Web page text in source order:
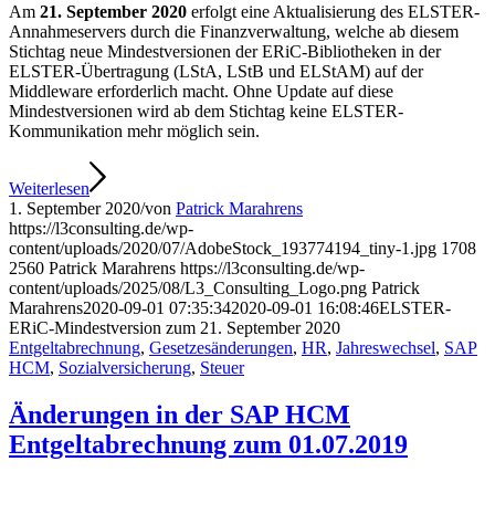
Am 21. September 2020 erfolgt eine Aktualisierung des ELSTER-
Annahmeservers durch die Finanzverwaltung, welche ab diesem
Stichtag neue Mindestversionen der ERiC-Bibliotheken in der
ELSTER-Übertragung (LStA, LStB und ELStAM) auf der
Middleware erforderlich macht. Ohne Update auf diese
Mindestversionen wird ab dem Stichtag keine ELSTER-
Kommunikation mehr möglich sein.
Weiterlesen
1. September 2020/von Patrick Marahrens
https://l3consulting.de/wp-
content/uploads/2020/07/AdobeStock_193774194_tiny-1.jpg 1708
2560 Patrick Marahrens https://l3consulting.de/wp-
content/uploads/2025/08/L3_Consulting_Logo.png Patrick
Marahrens2020-09-01 07:35:342020-09-01 16:08:46ELSTER-
ERiC-Mindestversion zum 21. September 2020
Entgeltabrechnung, Gesetzesänderungen, HR, Jahreswechsel, SAP
HCM, Sozialversicherung, Steuer
Änderungen in der SAP HCM
Entgeltabrechnung zum 01.07.2019